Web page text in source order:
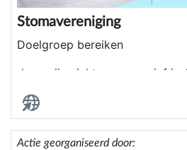
Stomavereniging
Doelgroep bereiken
daar mijn ziekte progressief
potentiële eigenaar! De regie
DOEL:
Actie georganiseerd door: